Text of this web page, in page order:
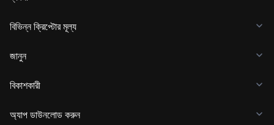
বিভিন্ন ক্রিপ্টোর মূল্য
জানুন
বিকাশকারী
অ্যাপ ডাউনলোড করুন